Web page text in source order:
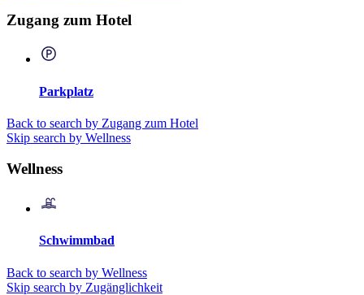
Zugang zum Hotel
Parkplatz
Back to search by Zugang zum Hotel
Skip search by Wellness
Wellness
Schwimmbad
Back to search by Wellness
Skip search by Zugänglichkeit